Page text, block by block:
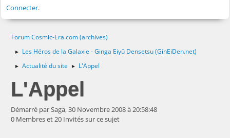
Connecter.
Forum Cosmic-Era.com (archives)
► Les Héros de la Galaxie - Ginga Eiyû Densetsu (GinEiDen.net)
► Actualité du site ► L'Appel
L'Appel
Démarré par Saga, 30 Novembre 2008 à 20:58:48
0 Membres et 20 Invités sur ce sujet